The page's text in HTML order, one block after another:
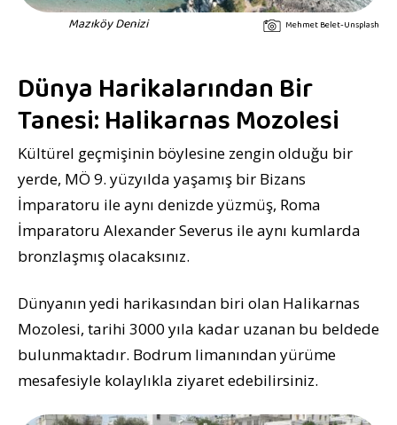
Mazıköy Denizi Mehmet Belet-Unsplash
Dünya Harikalarından Bir
Tanesi: Halikarnas Mozolesi
Kültürel geçmişinin böylesine zengin olduğu bir
yerde, MÖ 9. yüzyılda yaşamış bir Bizans
İmparatoru ile aynı denizde yüzmüş, Roma
İmparatoru Alexander Severus ile aynı kumlarda
bronzlaşmış olacaksınız.
Dünyanın yedi harikasından biri olan Halikarnas
Mozolesi, tarihi 3000 yıla kadar uzanan bu beldede
bulunmaktadır. Bodrum limanından yürüme
mesafesiyle kolaylıkla ziyaret edebilirsiniz.